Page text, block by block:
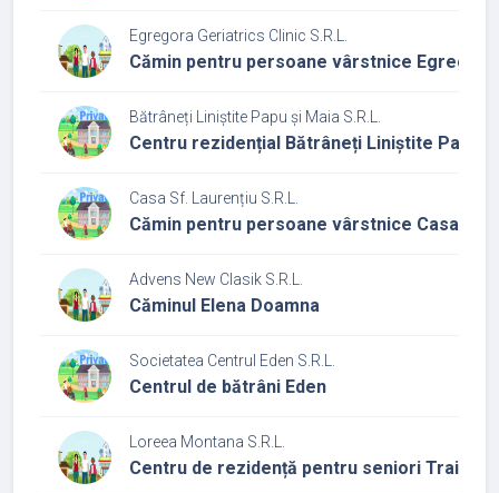
Egregora Geriatrics Clinic S.R.L.
Cămin pentru persoane vârstnice
Bătrâneți Liniștite Papu și Maia S.R.L.
Centru rezidențial Bătrâneți Liniștite Papu
Casa Sf. Laurențiu S.R.L.
Cămin pentru persoane vârstnice Casa Sf.
Advens New Clasik S.R.L.
Căminul Elena Doamna
Societatea Centrul Eden S.R.L.
Centrul de bătrâni Eden
Loreea Montana S.R.L.
Centru de rezidență pentru seniori Trai bun